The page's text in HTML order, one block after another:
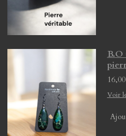
B.O
Voir